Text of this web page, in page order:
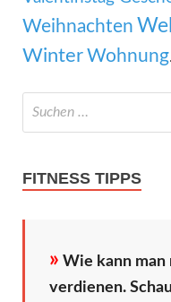
Weihnachten
WinterWohnung
FITNESS TIPPS
» Wie kann man
verdienen.